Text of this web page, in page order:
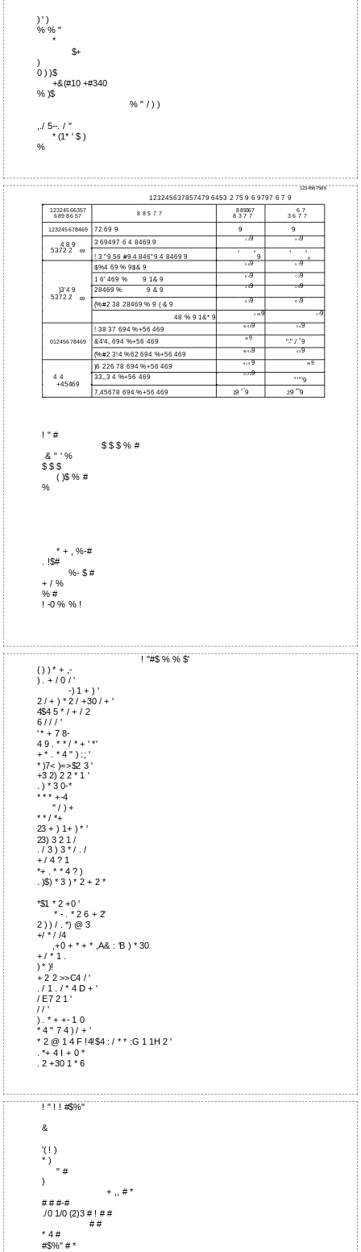
) ' )
% % "
*
$+
)
0 ) )$
+&(#10 +#340
% )$
% " / ) )
,./ 5--. / "
* (1* ' $ )
%
1234567586
123245637857479 6453 2 75 9 6 9797 6 7 9
12324566357
8 8 5 7 7 8 89367 6 7
689 86 57 8 3 7 7 3 6 7 7
123245678469 72 69 9 9 9
4 8 9 3 69497 6 4 8469 9 1 29 3 49
5372 2 69
! 3 "9 56 #9 4 846"9 4 8469 9
2 5
9
4 5
9
$%4 69 % 9$& 9 5 69 5 79
1 6' 469 % 9 1& 9 6 49 7 29
)3'4 9 28469 % 9 & 9 4 89 2 99
5372 2
69
(%#2 38 28469 % 9 ( & 9 8 39 9 19
48 % 9 1&* 9 3 999 1 79
! 38 37 694 %+56 469 92 959 5 49
01245678469 &4'4, 694 %+56 469 95 9 "-"./4 9
(%#2 3!4 %62 694 %+56 469
95 949 4 39
)6 226 78 694 %+56 469 91 9 9 99 9
4 4 33,,3 4 %+56 469 21 229
92 959
+45469
7,45678 694 %+56 469 19279 29969
! " #
$ $ $ % #
& " ' %
$ $ $
( )$ % #
%
* + , %-#
. !$#
%- $ #
+ / %
% #
! -0 % % !
! "#$ % % $'
( ) ) * + ,-
) . + / 0 / '
-) 1 + ) '
2 / + ) * 2 / +30 / + '
4$4 5 * / + / 2
6 / / / '
' * + 7 8-
4 9 . * * / * + ' *'
+ * . * 4 " ) :; '
* )7< )=>$2 3 '
+3 2) 2 2 * 1 '
. ) * 3 0-*
* * * +-4
" / ) +
* * / *+
23 + ) 1+ ) * '
23) 3 2 1 /
. / 3 ) 3 * / . /
+ / 4 ? 1
*+ . * * 4 ? )
. )$) * 3 ) * 2 + 2 *
*$1 * 2 +0 '
* - . * 2 6 + 2'
2 ) ) / . *) @ 3
+/ * / /4
,+0 + * + * ,A& : 'B ) * 30
+ / * 1 .
) * )!
+ 2 2 >>C4 / '
. / 1 . / * 4 D + '
/ E7 2 1 '
/ / '
) . * + +- 1 0
* 4 " 7 4 ) / + '
* 2 @ 1 4 F !4!$4 : / * * :G 1 1H 2 '
. *+ 4 I + 0 *
. 2 +30 1 * 6
! " ! ! #$%"
&
'( ! )
* )
" #
)
+ ,, # *
# # #-#
./0 1/0 (2)3 # ! # #
# #
* 4 #
#$%" # *